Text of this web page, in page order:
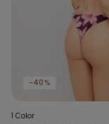
-40%
1 Color